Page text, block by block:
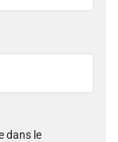
dans le